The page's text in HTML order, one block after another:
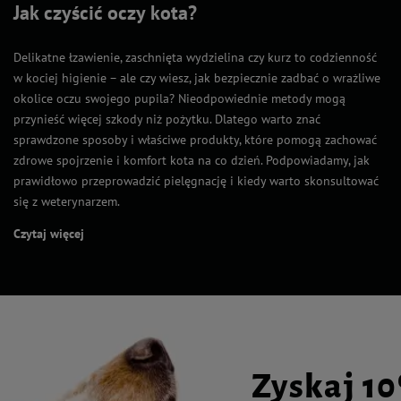
Jak czyścić oczy kota?
Delikatne łzawienie, zaschnięta wydzielina czy kurz to codzienność
w kociej higienie – ale czy wiesz, jak bezpiecznie zadbać o wrażliwe
okolice oczu swojego pupila? Nieodpowiednie metody mogą
przynieść więcej szkody niż pożytku. Dlatego warto znać
sprawdzone sposoby i właściwe produkty, które pomogą zachować
zdrowe spojrzenie i komfort kota na co dzień. Podpowiadamy, jak
prawidłowo przeprowadzić pielęgnację i kiedy warto skonsultować
się z weterynarzem.
Czytaj więcej
Zyskaj